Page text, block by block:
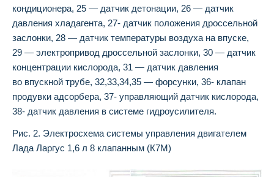
кондиционера, 25 — датчик детонации, 26 — датчик
давления хладагента, 27- датчик положения дроссельной
заслонки, 28 — датчик температуры воздуха на впуске,
29 — электропривод дроссельной заслонки, 30 — датчик
концентрации кислорода, 31 — датчик давления
во впускной трубе, 32,33,34,35 — форсунки, 36- клапан
продувки адсорбера, 37- управляющий датчик кислорода,
38- датчик давления в системе гидроусилителя.
Рис. 2. Электросхема системы управления двигателем
Лада Ларгус 1,6 л 8 клапанным (К7М)